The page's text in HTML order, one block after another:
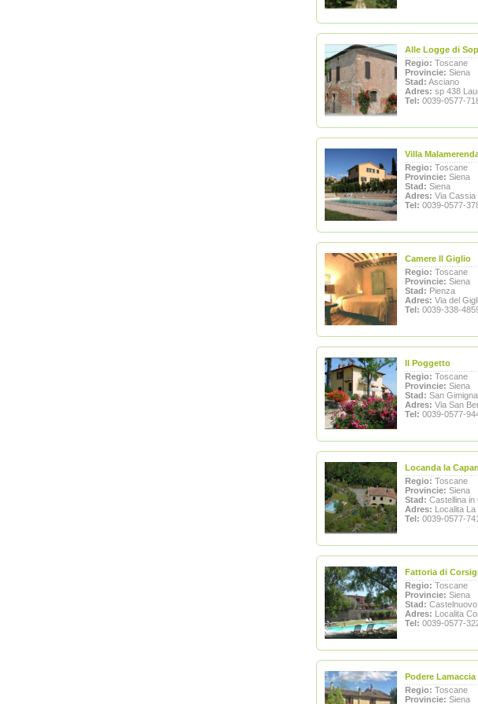
Alle Logge di
Regio: Toscane
Provincie: Siena
Stad: Asciano
Adres: sp 438
Tel: 0039-0577-
Villa
Regio: Toscane
Provincie: Siena
Stad: Siena
Adres: Via Cassia
Tel: 0039-0577-
Camere Il Giglio
Regio: Toscane
Provincie: Siena
Stad: Pienza
Adres: Via del
Tel: 0039-338-
Il Poggetto
Regio: Toscane
Provincie: Siena
Stad: San
Adres: Via San
Tel: 0039-0577-
Locanda la
Regio: Toscane
Provincie: Siena
Stad: Castellina in
Adres: Localita
Tel: 0039-0577-
Fattoria di
Regio: Toscane
Provincie: Siena
Stad:
Adres: Localita
Tel: 0039-0577-
Podere Lamaccia
Regio: Toscane
Provincie: Siena